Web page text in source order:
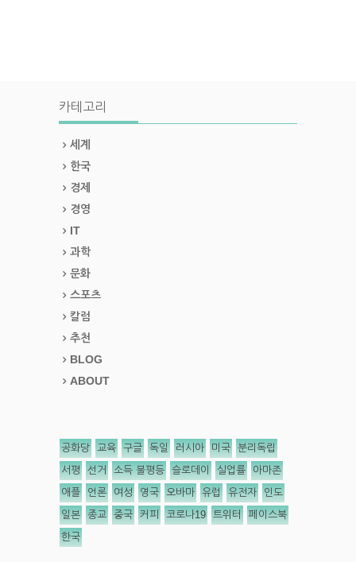
카테고리
세계
한국
경제
경영
IT
과학
문화
스포츠
칼럼
추천
BLOG
ABOUT
공화당 교육 구글 독일 러시아 미국 분리독립
서평 선거 소득 불평등 슬로데이 실업률 아마존
애플 언론 여성 영국 오바마 유럽 유전자 인도
일본 종교 중국 커피 코로나19 트위터 페이스북
한국